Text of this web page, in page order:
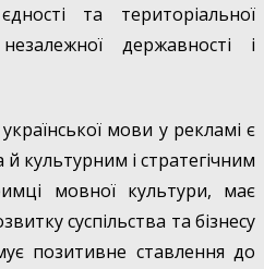
та територіальної
державності і
мови у рекламі є
культурним і стратегічним
мовної культури, має
суспільства та бізнесу
позитивне ставлення до